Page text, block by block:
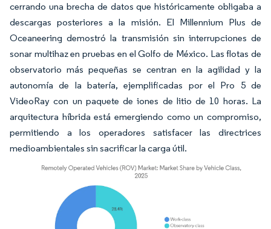
cerrando una brecha de datos que históricamente obligaba a
descargas posteriores a la misión. El Millennium Plus de
Oceaneering demostró la transmisión sin interrupciones de
sonar multihaz en pruebas en el Golfo de México. Las flotas de
observatorio más pequeñas se centran en la agilidad y la
autonomía de la batería, ejemplificadas por el Pro 5 de
VideoRay con un paquete de iones de litio de 10 horas. La
arquitectura híbrida está emergiendo como un compromiso,
permitiendo a los operadores satisfacer las directrices
medioambientales sin sacrificar la carga útil.